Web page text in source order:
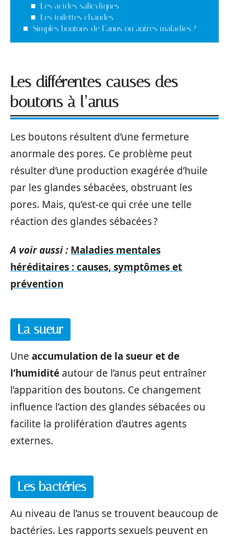
Les acides salicyliques
Les toilettes chaudes
Simples boutons de l’anus ou autres maladies ?
Les différentes causes des
boutons à l’anus
Les boutons résultent d’une fermeture
anormale des pores. Ce problème peut
résulter d’une production exagérée d’huile
par les glandes sébacées, obstruant les
pores. Mais, qu’est-ce qui crée une telle
réaction des glandes sébacées ?
A voir aussi : Maladies mentales
héréditaires : causes, symptômes et
prévention
La sueur
Une accumulation de la sueur et de
l’humidité autour de l’anus peut entraîner
l’apparition des boutons. Ce changement
influence l’action des glandes sébacées ou
facilite la prolifération d’autres agents
externes.
Les bactéries
Au niveau de l’anus se trouvent beaucoup de
bactéries. Les rapports sexuels peuvent en